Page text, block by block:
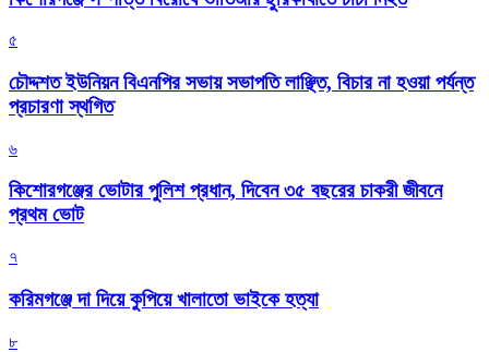
৫
চৌদ্দশত ইউনিয়ন বিএনপির সভায় সভাপতি লাঞ্ছিত, বিচার না হওয়া পর্যন্ত
প্রচারণা স্থগিত
৬
কিশোরগঞ্জের ভোটার পুলিশ প্রধান, দিবেন ৩৫ বছরের চাকরী জীবনে
প্রথম ভোট
৭
করিমগঞ্জে দা দিয়ে কুপিয়ে খালাতো ভাইকে হত্যা
৮